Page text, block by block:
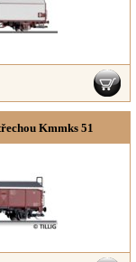
Kmmks 51